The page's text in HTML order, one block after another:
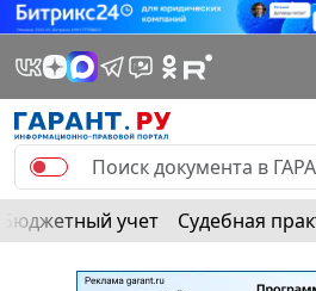
Бюджетный учет Судебная